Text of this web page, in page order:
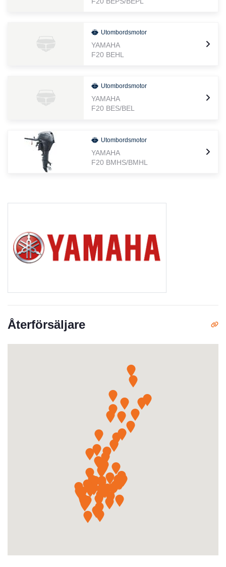
Utombordsmotor
YAMAHA
F20 BEHL
Utombordsmotor
YAMAHA
F20 BES/BEL
Utombordsmotor
YAMAHA
F20 BMHS/BMHL
Återförsäljare